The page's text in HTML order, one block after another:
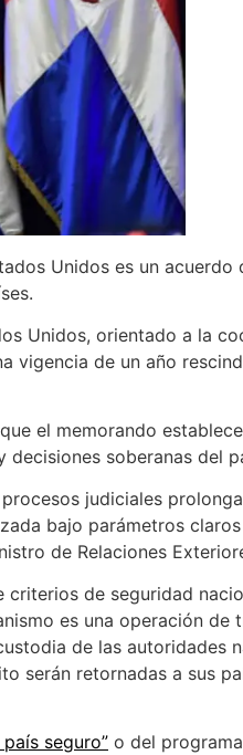
Unidos es un
Unidos, orientado a la
vigencia de un año
el memorando
decisiones soberanas del
judiciales
bajo parámetros
de Relaciones
de seguridad
es una operación
de las autoridades
serán retornadas a sus
seguro” o del